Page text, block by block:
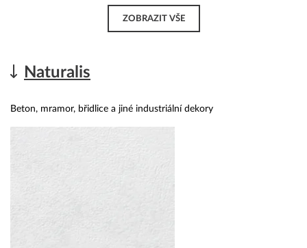
ZOBRAZIT VŠE
Naturalis
Beton, mramor, břidlice a jiné industriální dekory